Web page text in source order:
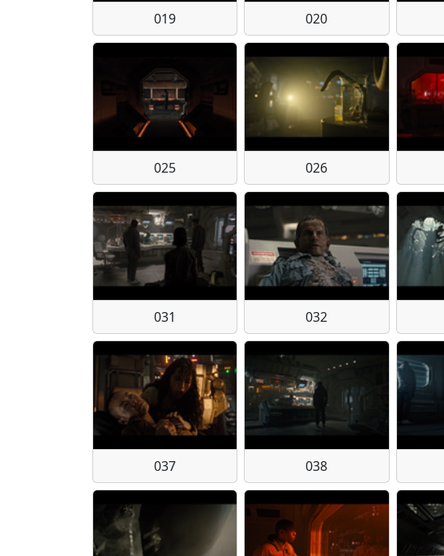
019 020
025 026
031 032
037 038